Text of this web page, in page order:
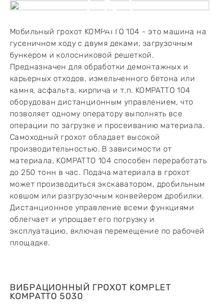
Мобильный грохот KOMPATTO 104 - это машина на
гусеничном ходу с двумя деками, загрузочным
бункером и колосниковой решеткой.
Предназначен для обработки демонтажных и
карьерных отходов, измельченного бетона или
камня, асфальта, кирпича и т.п. KOMPATTO 104
оборудован дистанционным управлением, что
позволяет одному оператору выполнять все
операции по загрузке и просеиванию материала.
Самоходный грохот обладает высокой
производительностью. В зависимости от
материала, KOMPATTO 104 способен переработать
до 250 тонн в час. Подача материала в грохот
может производиться экскаватором, дробильным
ковшом или разгрузочным конвейером дробилки.
Дистанционное управление всеми функциями
облегчает и упрощает его погрузку и
эксплуатацию, включая перемещение по рабочей
площадке.
ВИБРАЦИОННЫЙ ГРОХОТ KOMPLET
KOMPATTO 5030